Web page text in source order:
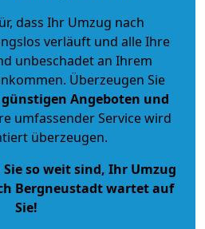
dass Ihr Umzug nach
verläuft und alle Ihre
unbeschadet an Ihrem
Überzeugen Sie
günstigen Angeboten und
umfassender Service wird
überzeugen.
so weit sind, Ihr Umzug
Bergneustadt wartet auf
Sie!